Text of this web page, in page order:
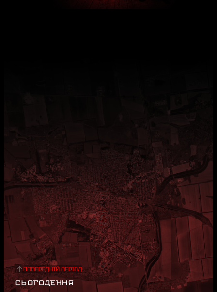
ПОПЕРЕДНІЙ ПЕРІОД
СЬОГОДЕННЯ